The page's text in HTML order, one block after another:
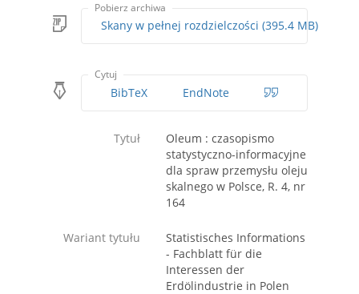
Pobierz archiwa
Skany w pełnej rozdzielczości (395.4 MB)
Cytuj
BibTeX EndNote
Tytuł
Oleum : czasopismo
statystyczno-informacyjne
dla spraw przemysłu oleju
skalnego w Polsce, R. 4, nr
164
Wariant tytułu
Statistisches Informations
- Fachblatt für die
Interessen der
Erdölindustrie in Polen